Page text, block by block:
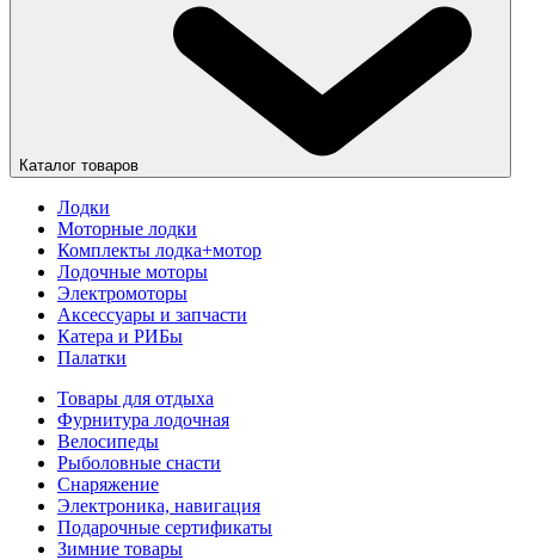
Каталог товаров
Лодки
Моторные лодки
Комплекты лодка+мотор
Лодочные моторы
Электромоторы
Аксессуары и запчасти
Катера и РИБы
Палатки
Товары для отдыха
Фурнитура лодочная
Велосипеды
Рыболовные снасти
Снаряжение
Электроника, навигация
Подарочные сертификаты
Зимние товары